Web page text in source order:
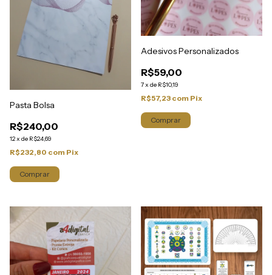
Pasta Bolsa
R$240,00
12x de R$24,69
R$232,80 com Pix
Comprar
Adesivos Personalizados
R$59,00
7x de R$10,19
R$57,23 com Pix
Comprar